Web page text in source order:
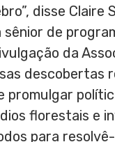
disse Claire
sênior de
da
descobertas
promulgar
florestais e
para resolvê-